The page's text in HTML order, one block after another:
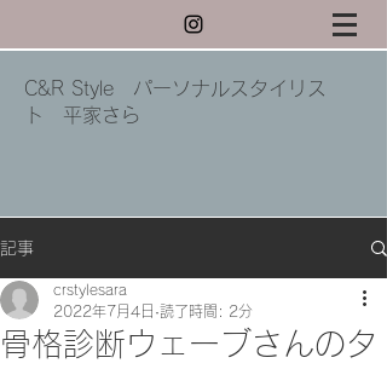
C&R Style パーソナルスタイリス
ト 平家さら
記事
骨格診断ウェーブさんのタ
crstylesara
2022年7月4日 読了時間: 2分